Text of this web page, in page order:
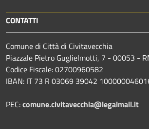
CONTATTI
Comune di Città di Civitavecchia
Piazzale Pietro Guglielmotti, 7 - 00053 -
Codice Fiscale: 02700960582
IBAN: IT 73 R 03069 39042
PEC:comune.civitavecchia@legalmail.it